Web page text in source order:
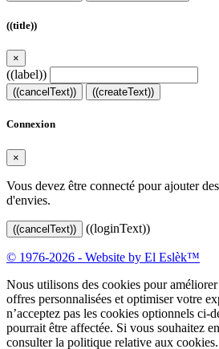
((title))
×
((label))
((cancelText)) ((createText))
Connexion
×
Vous devez être connecté pour ajouter
d'envies.
((cancelText)) ((loginText))
© 1976-2026 - Website by El Eslèk™
Nous utilisons des cookies pour
offres personnalisées et optimiser votre
n’acceptez pas les cookies optionnels ci-
pourrait être affectée. Si vous souhaitez
consulter la politique relative aux cookies.